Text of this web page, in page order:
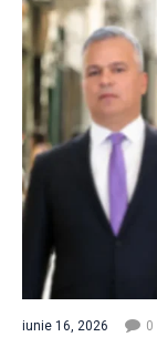
iunie 16, 2026 0